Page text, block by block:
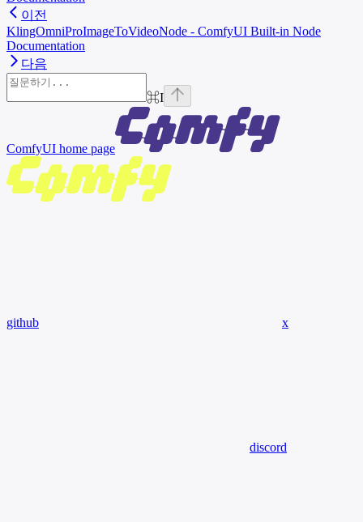
이전
KlingOmniProImageToVideoNode - ComfyUI Built-in Node
Documentation
다음
⌘I
ComfyUI home page
github x
discord